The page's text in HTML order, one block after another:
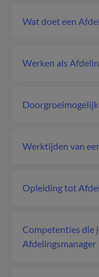
Wat doet een
Werken als
Werktijden van
Opleiding tot
Competenties die
Afdelingsmanager